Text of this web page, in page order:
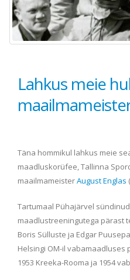
Lahkus meie
Täna hommikul lahkus meie
maadluskorüfee, Tallinna
maailmameisterAugust Englas
Tartumaal Pühajärvel
maadlustreeningutega pärast
Boris Sülluste ja Edgar
Helsingi OM-il vabamaadluses
1953 Kreeka-Rooma ja 1954